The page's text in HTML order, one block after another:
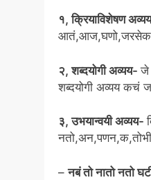
१, क्रियाविशेषण अव्यय
२, शब्दयोगी अव्यय-जे
शब्दयोगी अव्यय कचं
३, उभयान्वयी अव्यय-
–नबं तो नातो नतो